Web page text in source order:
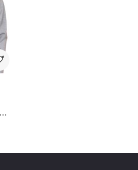
von 4.7 von 5 Sternen